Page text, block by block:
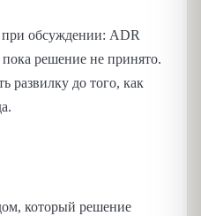
при обсуждении: ADR
пока решение не принято.
развилку до того, как
который решение